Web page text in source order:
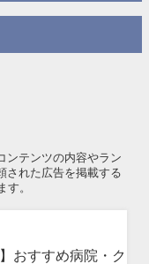
ンテンツの内容やラン
された広告を掲載する
す。
おすすめ病院・ク